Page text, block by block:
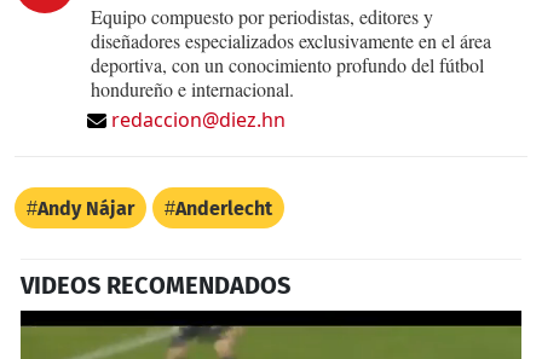
Equipo compuesto por periodistas, editores y
diseñadores especializados exclusivamente en el área
deportiva, con un conocimiento profundo del fútbol
hondureño e internacional.
redaccion@diez.hn
Andy Nájar Anderlecht
VIDEOS RECOMENDADOS